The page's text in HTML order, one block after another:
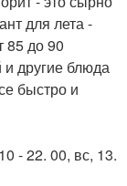
для лета -
85 до 90
другие блюда
быстро и
- 22. 00, вс, 13.